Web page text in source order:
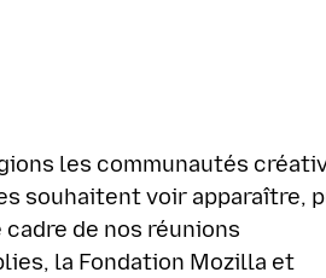
les communautés
souhaitent voir apparaître,
de nos réunions
la Fondation Mozilla et